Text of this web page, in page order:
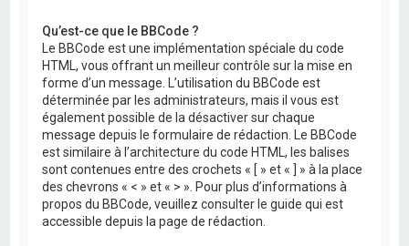
Qu’est-ce que le BBCode ?
Le BBCode est une implémentation spéciale du code
HTML, vous offrant un meilleur contrôle sur la mise en
forme d’un message. L’utilisation du BBCode est
déterminée par les administrateurs, mais il vous est
également possible de la désactiver sur chaque
message depuis le formulaire de rédaction. Le BBCode
est similaire à l’architecture du code HTML, les balises
sont contenues entre des crochets « [ » et « ] » à la place
des chevrons « < » et « > ». Pour plus d’informations à
propos du BBCode, veuillez consulter le guide qui est
accessible depuis la page de rédaction.